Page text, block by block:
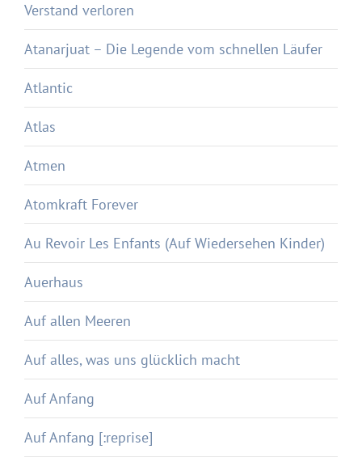
Verstand verloren
Atanarjuat – Die Legende vom schnellen Läufer
Atlantic
Atlas
Atmen
Atomkraft Forever
Au Revoir Les Enfants (Auf Wiedersehen Kinder)
Auerhaus
Auf allen Meeren
Auf alles, was uns glücklich macht
Auf Anfang
Auf Anfang [:reprise]